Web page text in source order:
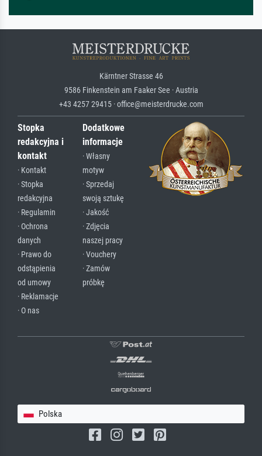
Kärntner Strasse 46
9586 Finkenstein am Faaker See · Austria
+43 4257 29415 · office@meisterdrucke.com
Stopka
redakcyjna i
kontakt
· Kontakt
· Stopka
redakcyjna
· Regulamin
· Ochrona
danych
· Prawo do
odstąpienia
od umowy
· Reklamacje
· O nas
Dodatkowe
informacje
· Własny
motyw
· Sprzedaj
swoją sztukę
· Jakość
· Zdjęcia
naszej pracy
· Vouchery
· Zamów
próbkę
Polska